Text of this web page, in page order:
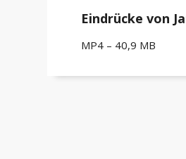
Eindrücke von
MP4 – 40,9 MB